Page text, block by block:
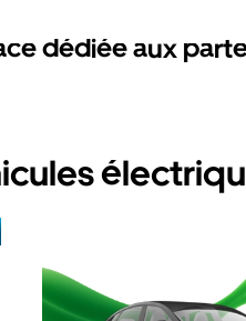
dédiée aux